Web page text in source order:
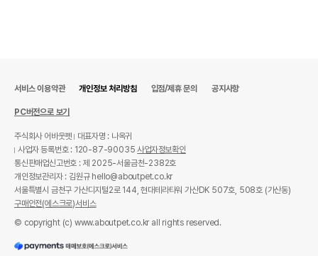
서비스 이용약관 개인정보 처리방침 입점/제휴 문의 공지사항
PC버전으로 보기
주식회사 어바웃펫
대표자명 : 나옥귀
사업자 등록번호 : 120-87-90035사업자정보확인
통신판매업신고번호 : 제 2025-서울금천-2382호
개인정보관리자 : 김원규 hello@aboutpet.co.kr
서울특별시 금천구 가산디지털2로 144, 현대테라타워 가산DK 507호, 508호 (가산동)
구매안전(에스크로)서비스
© copyright (c) www.aboutpet.co.kr all rights reserved.